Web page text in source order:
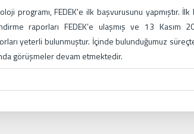
programı, FEDEK'e ilk başvurusunu
raporları FEDEK’e ulaşmış ve 13 Kasım
yeterli bulunmuştur. İçinde bulunduğumuz
görüşmeler devam etmektedir.